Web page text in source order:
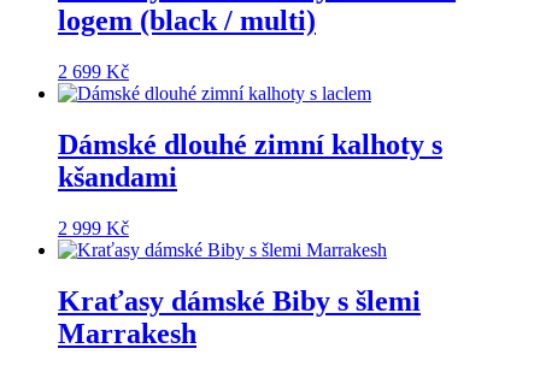
logem (black / multi)
2 699 Kč
Dámské dlouhé zimní kalhoty s
kšandami
2 999 Kč
Kraťasy dámské Biby s šlemi
Marrakesh